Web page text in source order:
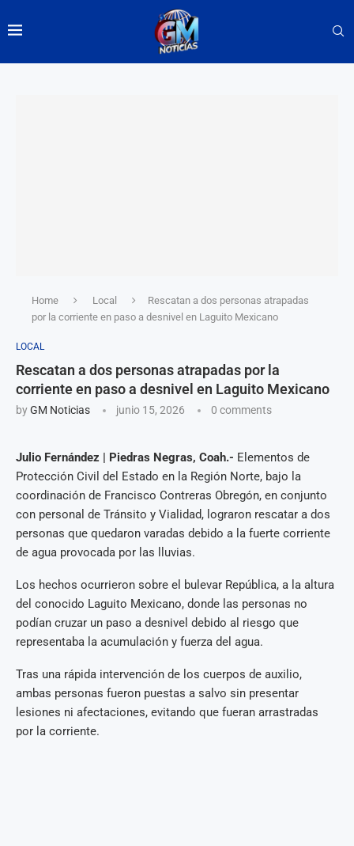
Home Local
Rescatan a dos personas atrapadas
por la corriente en paso a desnivel en Laguito Mexicano
LOCAL
Rescatan a dos personas atrapadas por la
corriente en paso a desnivel en Laguito Mexicano
byGM Noticias junio 15, 2026 0 comments
Julio Fernández | Piedras Negras, Coah.- Elementos de
Protección Civil del Estado en la Región Norte, bajo la
coordinación de Francisco Contreras Obregón, en conjunto
con personal de Tránsito y Vialidad, lograron rescatar a dos
personas que quedaron varadas debido a la fuerte corriente
de agua provocada por las lluvias.
Los hechos ocurrieron sobre el bulevar República, a la altura
del conocido Laguito Mexicano, donde las personas no
podían cruzar un paso a desnivel debido al riesgo que
representaba la acumulación y fuerza del agua.
Tras una rápida intervención de los cuerpos de auxilio,
ambas personas fueron puestas a salvo sin presentar
lesiones ni afectaciones, evitando que fueran arrastradas
por la corriente.